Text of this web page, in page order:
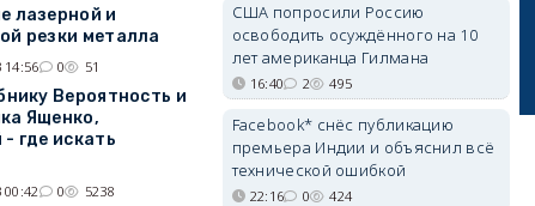
лазерной и
резки металла
14:56 0 51
Вероятность и
Ященко,
где искать
00:42 0 5238
США попросили Россию
освободить осуждённого на 10
лет американца Гилмана
16:40 2 495
Facebook* снёс публикацию
премьера Индии и объяснил всё
технической ошибкой
22:16 0 424